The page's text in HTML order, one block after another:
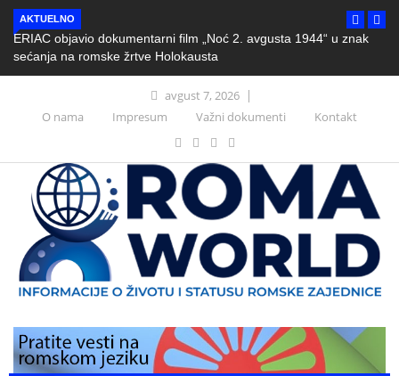
AKTUELNO
ERIAC objavio dokumentarni film „Noć 2. avgusta 1944“ u znak
sećanja na romske žrtve Holokausta
avgust 7, 2026
O nama
Impresum Važni dokumenti Kontakt